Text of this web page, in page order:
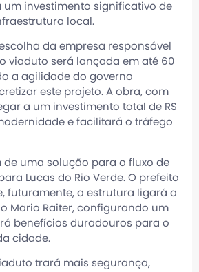
um investimento significativo de
local.
da empresa responsável
viaduto será lançada em até 60
a agilidade do governo
este projeto. A obra, com
a um investimento total de R$
e facilitará o tráfego
de uma solução para o fluxo de
Lucas do Rio Verde. O prefeito
futuramente, a estrutura ligará a
Mario Raiter, configurando um
benefícios duradouros para o
cidade.
trará mais segurança,